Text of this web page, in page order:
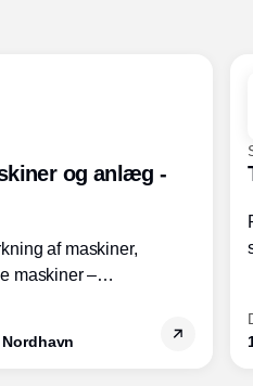
og anlæg -
af maskiner,
maskiner –